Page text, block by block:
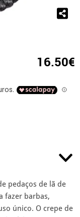
16.50€
pedaços de lã de
fazer barbas,
único. O crepe de